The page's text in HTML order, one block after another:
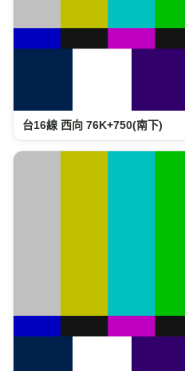
台16線 西向 76K+750(南下)